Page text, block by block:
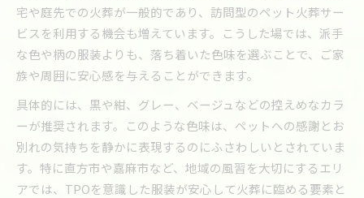
宅や庭先での火葬が一般的であり、訪問型のペット火葬サー
ビスを利用する機会も増えています。こうした場では、派手
な色や柄の服装よりも、落ち着いた色味を選ぶことで、ご家
族や周囲に安心感を与えることができます。
具体的には、黒や紺、グレー、ベージュなどの控えめなカラ
ーが推奨されます。このような色味は、ペットへの感謝とお
別れの気持ちを静かに表現するのにふさわしいとされていま
す。特に直方市や嘉麻市など、地域の風習を大切にするエリ
アでは、TPOを意識した服装が安心して火葬に臨める要素と